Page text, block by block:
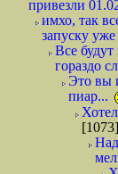
привезли
имхо, так
запуску
Все
гораздо
Это вы
пиар...